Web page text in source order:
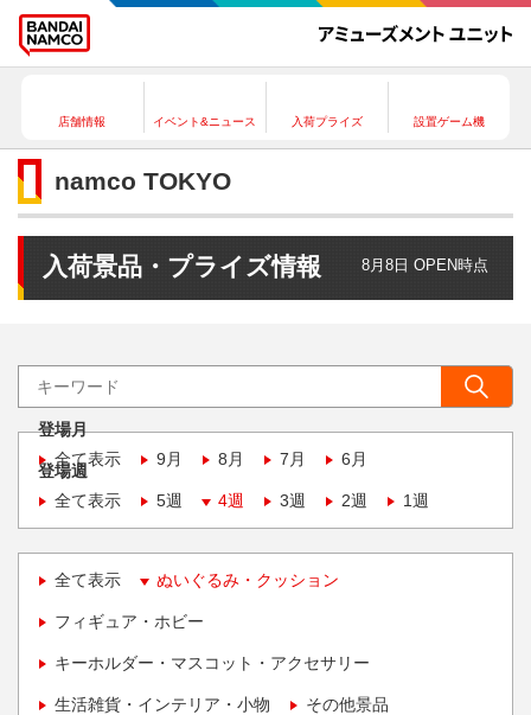
店舗情報 イベント&ニュース 入荷プライズ 設置ゲーム機
namco TOKYO
入荷景品・プライズ情報 8月8日 OPEN時点
登場月
全て表示
9月 8月 7月 6月
登場週
全て表示
5週 4週 3週 2週 1週
全て表示 ぬいぐるみ・クッション
フィギュア・ホビー
キーホルダー・マスコット・アクセサリー
生活雑貨・インテリア・小物 その他景品